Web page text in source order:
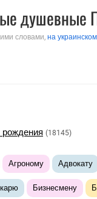
душевные
словами, на
(18145)
Агроному Адвокату
Бизнесмену